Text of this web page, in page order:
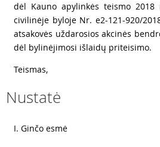
dėl Kauno apylinkės teismo
civilinėje byloje Nr. e2-121-920/
atsakovės uždarosios akcinės
dėl bylinėjimosi išlaidų priteisimo.
Teismas,
Nustatė
I. Ginčo esmė